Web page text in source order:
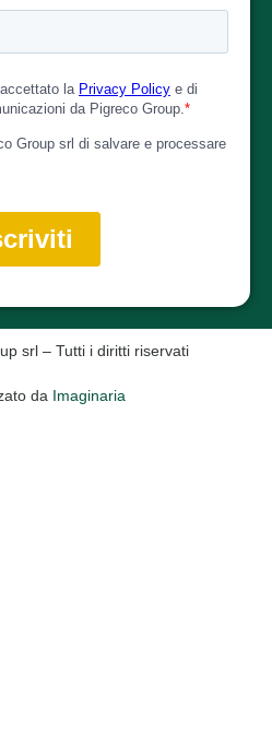
srl – Tutti i diritti riservati
da Imaginaria